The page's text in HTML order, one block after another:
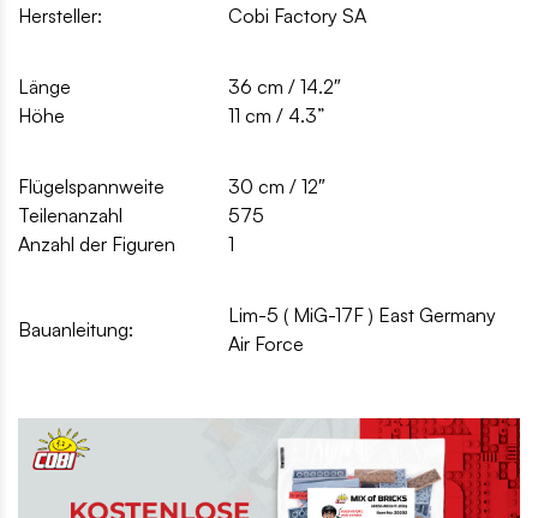
Hersteller:
Cobi Factory SA
Länge
36 cm / 14.2″
Höhe
11 cm / 4.3”
Flügelspannweite
30 cm / 12″
Teilenanzahl
575
Anzahl der Figuren
1
Bauanleitung:
Lim-5 ( MiG-17F ) East Germany
Air Force